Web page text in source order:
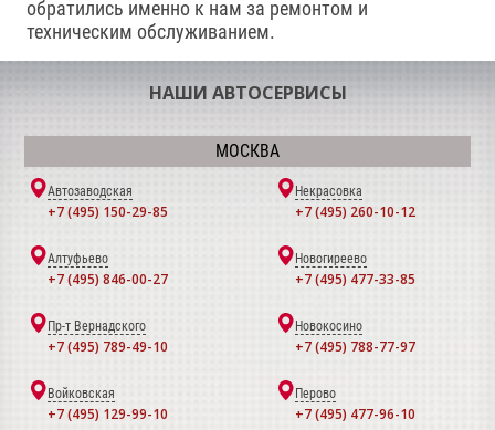
обратились именно к нам за ремонтом и
техническим обслуживанием.
НАШИ АВТОСЕРВИСЫ
МОСКВА
Автозаводская
+7 (495) 150-29-85
Некрасовка
+7 (495) 260-10-12
Алтуфьево
+7 (495) 846-00-27
Новогиреево
+7 (495) 477-33-85
Пр-т Вернадского
+7 (495) 789-49-10
Новокосино
+7 (495) 788-77-97
Войковская
+7 (495) 129-99-10
Перово
+7 (495) 477-96-10